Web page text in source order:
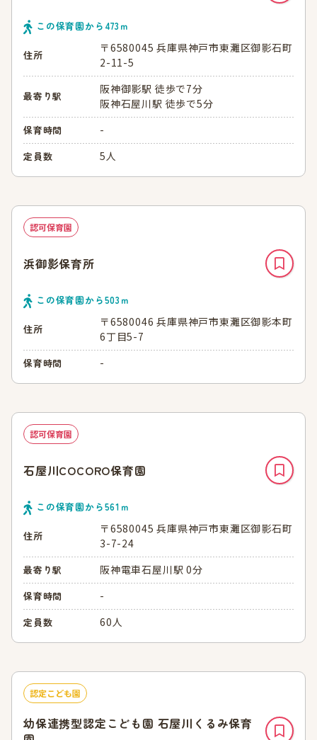
この保育園から 473ｍ
住所
〒6580045 兵庫県神戸市東灘区御影石町
2-11-5
最寄り駅
阪神御影駅 徒歩で7分
阪神石屋川駅 徒歩で5分
保育時間 -
定員数 5人
認可保育園
浜御影保育所
この保育園から503ｍ
住所
〒6580046 兵庫県神戸市東灘区御影本町
6丁目5-7
保育時間 -
認可保育園
石屋川COCORO保育園
この保育園から561 ｍ
住所
〒6580045 兵庫県神戸市東灘区御影石町
3-7-24
最寄り駅 阪神電車石屋川駅 0分
保育時間 -
定員数 60人
認定こども園
幼保連携型認定こども園 石屋川くるみ保育